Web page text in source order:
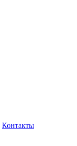
Контакты